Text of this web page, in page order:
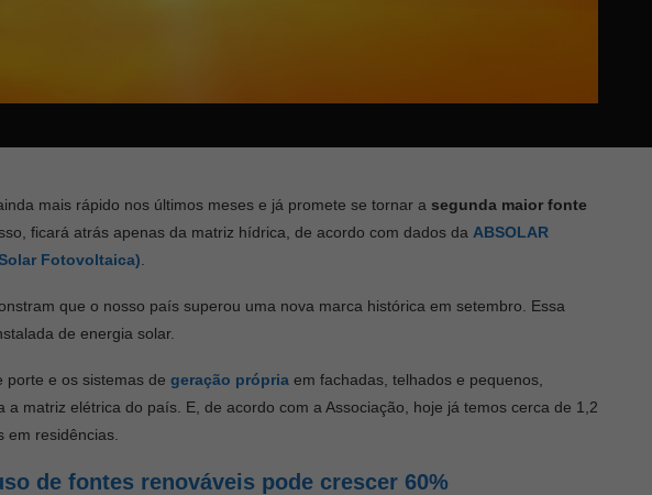
mais rápido nos últimos meses e já promete se tornar a segunda maior fonte
ficará atrás apenas da matriz hídrica, de acordo com dados da ABSOLAR
Fotovoltaica)
que o nosso país superou uma nova marca histórica em setembro. Essa
de energia solar.
porte e os sistemas de geração própria em fachadas, telhados e pequenos,
a matriz elétrica do país. E, de acordo com a Associação, hoje já temos cerca de 1,2
em residências.
de fontes renováveis pode crescer 60%